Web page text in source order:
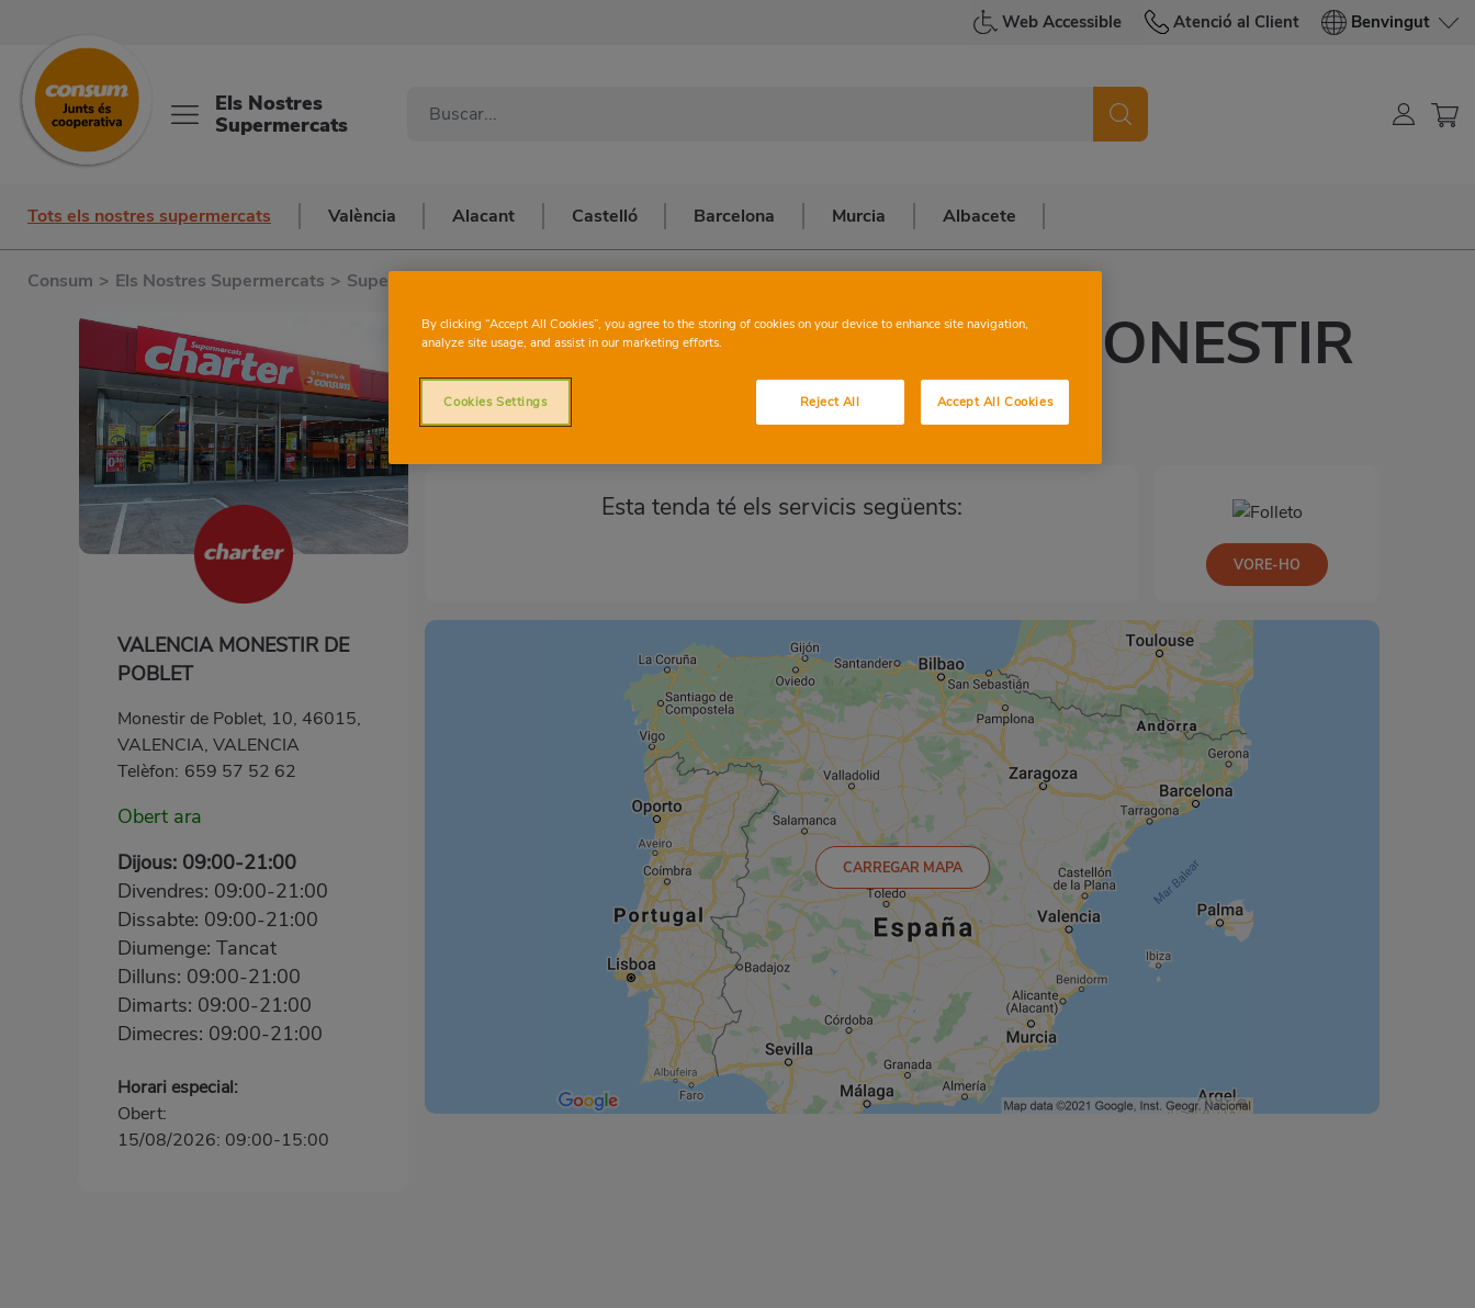
Web Accessible Atenció al Client Benvingut
Els Nostres
Supermercats
Tots els nostres supermercats València Alacant Castelló Barcelona Murcia Albacete
Consum > Els Nostres Supermercats > Supermercats a València
VALENCIA MONESTIR DE
POBLET
Monestir de Poblet, 10, 46015,
VALENCIA, VALENCIA
Telèfon: 659 57 52 62
Obert ara
Dijous: 09:00-21:00
Divendres: 09:00-21:00
Dissabte: 09:00-21:00
Diumenge: Tancat
Dilluns: 09:00-21:00
Dimarts: 09:00-21:00
Dimecres: 09:00-21:00
Horari especial:
Obert:
15/08/2026: 09:00-15:00
CHARTERVALENCIA MONESTIR
DE POBLET
Esta tenda té els servicis següents:
VORE-HO
CARREGAR MAPA
By clicking “Accept All Cookies”, you agree to the storing of cookies on your device to enhance site navigation,
analyze site usage, and assist in our marketing efforts.
Reject All Accept All Cookies
Cookies Settings